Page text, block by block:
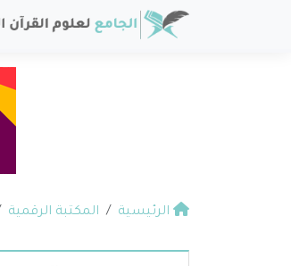
الرئيسية المكتبة الرقمية